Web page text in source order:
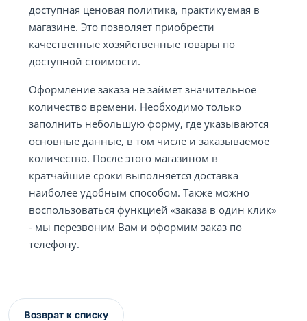
доступная ценовая политика, практикуемая в
магазине. Это позволяет приобрести
качественные хозяйственные товары по
доступной стоимости.
Оформление заказа не займет значительное
количество времени. Необходимо только
заполнить небольшую форму, где указываются
основные данные, в том числе и заказываемое
количество. После этого магазином в
кратчайшие сроки выполняется доставка
наиболее удобным способом. Также можно
воспользоваться функцией «заказа в один клик»
- мы перезвоним Вам и оформим заказ по
телефону.
Возврат к списку